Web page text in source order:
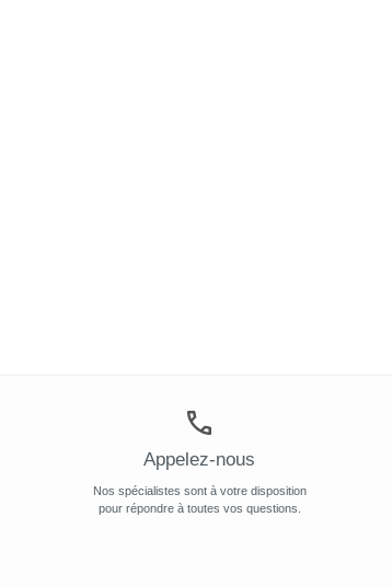
Appelez-nous
Nos spécialistes sont à votre disposition
pour répondre à toutes vos questions.